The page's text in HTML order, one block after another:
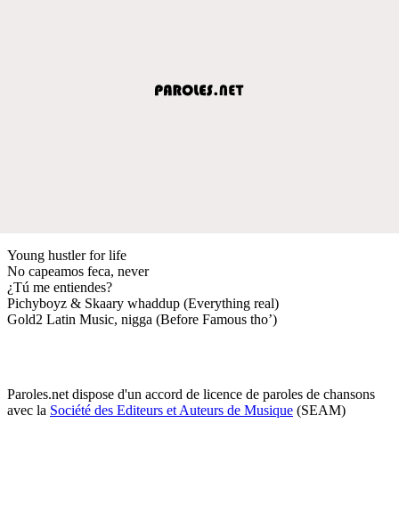
Young hustler for life
No capeamos feca, never
¿Tú me entiendes?
Pichyboyz & Skaary whaddup (Everything real)
Gold2 Latin Music, nigga (Before Famous tho’)
Paroles.net dispose d'un accord de licence de paroles de chansons
avec la Société des Editeurs et Auteurs de Musique (SEAM)